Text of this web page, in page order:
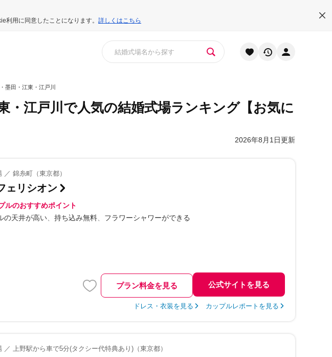
用に同意したことになります。 詳しくはこちら
墨田・江東・江戸川
・江戸川で人気の結婚式場ランキング【お気に
2026年8月1日更新
／ 錦糸町（東京都）
ェリシオン
ルのおすすめポイント
の天井が高い
持ち込み無料 フラワーシャワーができる
プラン料金を見る 公式サイトを見る
ドレス・衣装を見る カップルレポートを見る
／ 上野駅から車で5分(タクシー代特典あり)（東京都）